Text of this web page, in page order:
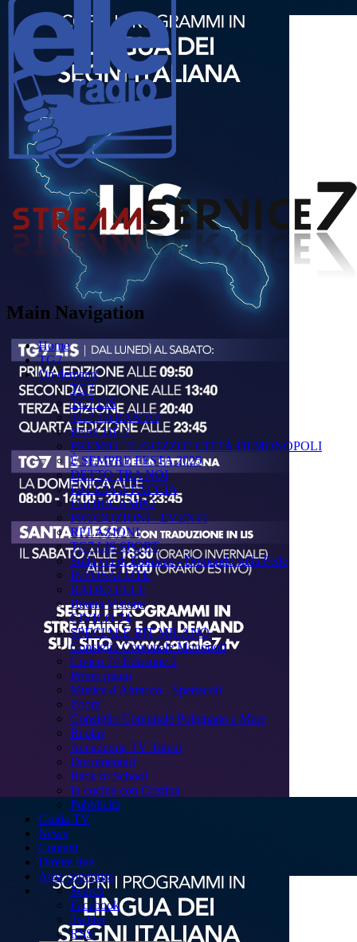
Main Navigation
Home
TG7
On demand
TG7
TG7 LIS
TG7 TARANTO
PERCHÉ ?
PREMIO "IL GOZZO" CITTÀ DI MONOPOLI
È SEMPRE FESTA 2025
DETTO TRA NOI
FACCIA A FACCIA
FUORICAMPO
PRODUZIONI - EVENTI
RELAZIONI
TG7 LIS SPORT
Sulla via di Emmaus - Domande sulla Fede
INFOSALUTE
RADIO ELLE
Buona Visione
CIVICO 74
SPECIALE BIT MILANO
Consiglio Comunale Monopoli
Civico 74 Edizione 2
Primo piano
Musica d'Attracco - Spettacoli
Zoom
Consiglio Comunale Polignano a Mare
Replay
Accademia TV Talent
Documentari
Back to School
In cucina con Cristina
Pubblicità
Guida TV
News
Contatti
Dirette live
Area copertura
Search
Facebook
Twitter
RSS